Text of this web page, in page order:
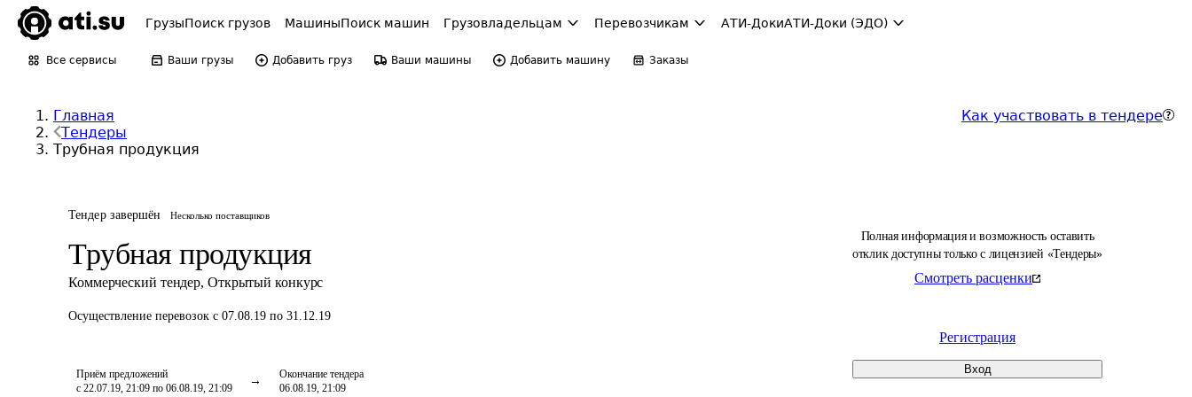
ГрузыПоиск грузов МашиныПоиск машин Грузовладельцам Перевозчикам АТИ-ДокиАТИ-Доки (ЭДО)
Все сервисы Ваши грузы Добавить груз Ваши машины Добавить машину Заказы
Главная
Тендеры
Трубная продукция
Как участвовать в тендере
Тендер завершён Несколько поставщиков
Трубная продукция
Коммерческий тендер, Открытый конкурс
Осуществление перевозок с 07.08.19 по 31.12.19
Приём предложений
с 22.07.19, 21:09 по 06.08.19, 21:09
Окончание тендера
06.08.19, 21:09
Полная информация и возможность оставить
отклик доступны только с лицензией «Тендеры»
Смотреть расценки
Регистрация
Вход